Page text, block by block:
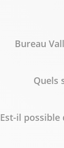
Bureau
Quels
Est-il possible